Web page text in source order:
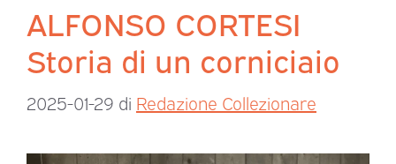
ALFONSO CORTESI
Storia di un corniciaio
2025-01-29 di Redazione Collezionare